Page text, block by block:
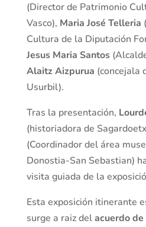
(Director de Patrimonio
Vasco), Maria José Telleria
Cultura de la Diputación
Jesus Maria Santos
Alaitz Aizpurua (concejala
Usurbil).
Tras la presentación,
(historiadora de
(Coordinador del área
Donostia-San Sebastian)
visita guiada de la
Esta exposición itinerante
surge a raiz delacuerdo